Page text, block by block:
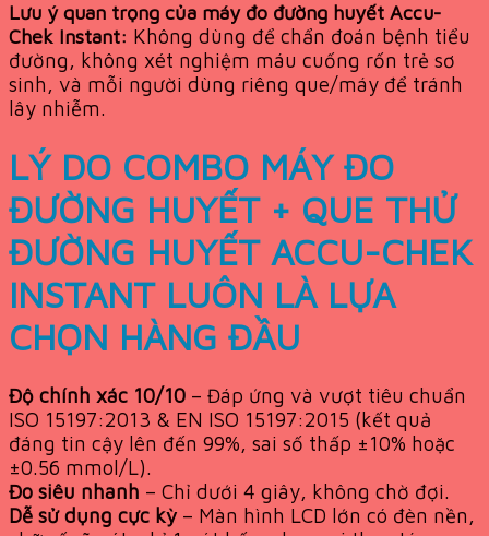
Lưu ý quan trọng của máy đo đường huyết Accu-
Chek Instant: Không dùng để chẩn đoán bệnh tiểu
đường, không xét nghiệm máu cuống rốn trẻ sơ
sinh, và mỗi người dùng riêng que/máy để tránh
lây nhiễm.
LÝ DO COMBO MÁY ĐO
ĐƯỜNG HUYẾT + QUE THỬ
ĐƯỜNG HUYẾT ACCU-CHEK
INSTANT LUÔN LÀ LỰA
CHỌN HÀNG ĐẦU
Độ chính xác 10/10 – Đáp ứng và vượt tiêu chuẩn
ISO 15197:2013 & EN ISO 15197:2015 (kết quả
đáng tin cậy lên đến 99%, sai số thấp ±10% hoặc
±0.56 mmol/L).
Đo siêu nhanh – Chỉ dưới 4 giây, không chờ đợi.
Dễ sử dụng cực kỳ – Màn hình LCD lớn có đèn nền,